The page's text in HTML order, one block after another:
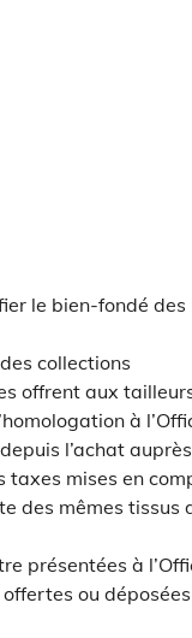
le bien-fondé des
collections
offrent aux
à
l’achat
taxes mises en
des mêmes tissus
présentées à
ou déposées